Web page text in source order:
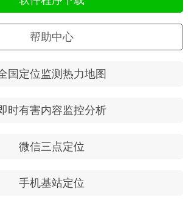
帮助中心
国定位监测热力地图
时有害内容监控分析
微信三点定位
手机基站定位